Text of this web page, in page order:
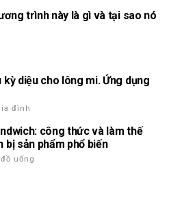
trình này là gì và tại sao nó
kỳ diệu cho lông mi. Ứng dụng
đình
công thức và làm thế
bị sản phẩm phổ biến
uống